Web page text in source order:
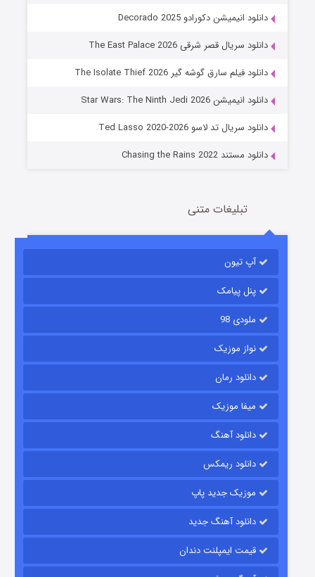
جادوگری در مغولستان
قسمت 14 (زیرنویس) منتشر شد
قسمت
دانلود انیمیشن دکورادو Decorado 2025
دانلود سریال قصر شرقی The East Palace 2026
دانلود فیلم سارق گوشه گیر The Isolate Thief 2026
دانلود انیمیشن Star Wars: The Ninth Jedi 2026
دانلود سریال تد لاسو Ted Lasso 2020-2026
دانلود مستند Chasing the Rains 2022
تبلیغات متنی
آپ تیون
پنل پیامک
ملودی 98
نواز موزیک
دانلود رمان
میفا موزیک
دانلود آهنگ
دانلود ریمکس
موزیک جدید پاپ
دانلود آهنگ جدید
قیمت ایمپلنت دندان